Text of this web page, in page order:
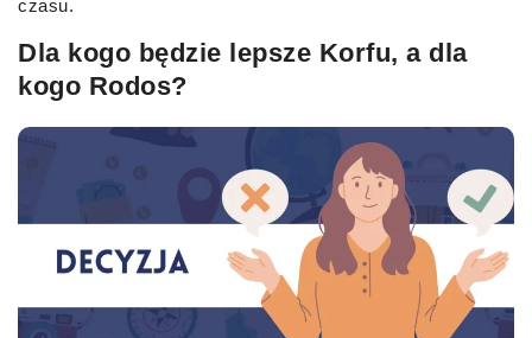
czasu.
Dla kogo będzie lepsze Korfu, a dla
kogo Rodos?